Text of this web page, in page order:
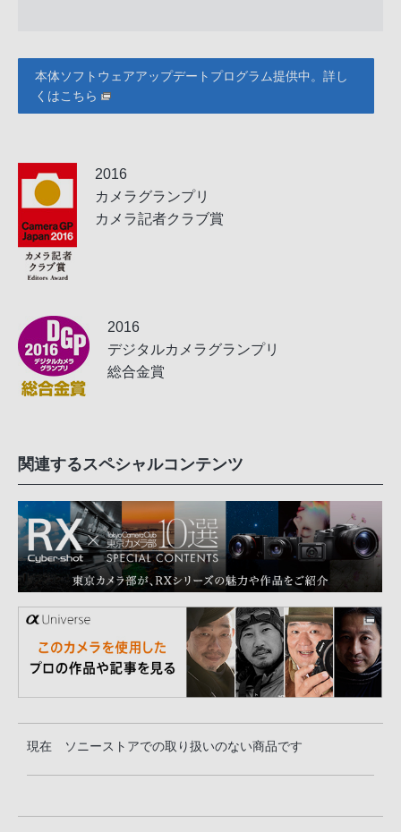
本体ソフトウェアアップデートプログラム提供中。詳し
くはこちら
2016
カメラグランプリ
カメラ記者クラブ賞
2016
デジタルカメラグランプリ
総合金賞
関連するスペシャルコンテンツ
現在 ソニーストアでの取り扱いのない商品です